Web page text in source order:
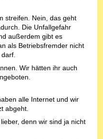
streifen. Nein, das geht
Die Unfallgefahr
außerdem gibt es
als Betriebsfremder nicht
Wir hätten ihr auch
alle Internet und wir
abgeht.
denn wir sind ja nicht